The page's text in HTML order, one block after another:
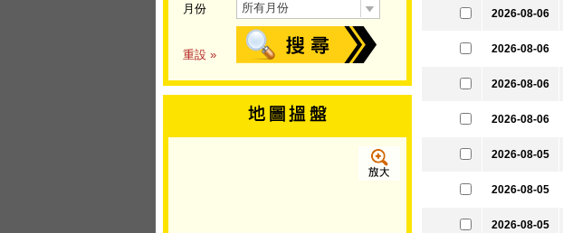
月份 所有月份
重設 »
2026-08-06
2026-08-06
2026-08-06
2026-08-06
2026-08-05
2026-08-05
2026-08-05